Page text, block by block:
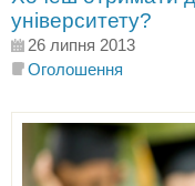
університету?
26 липня 2013
Оголошення